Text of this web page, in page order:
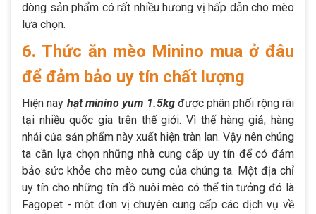
dòng sản phẩm có rất nhiều hương vị hấp dẫn cho mèo
lựa chọn.
6. Thức ăn mèo Minino mua ở đâu
để đảm bảo uy tín chất lượng
Hiện nay hạt minino yum 1.5kgđược phân phối rộng rãi
tại nhiều quốc gia trên thế giới. Vì thế hàng giả, hàng
nhái của sản phẩm này xuất hiện tràn lan. Vậy nên chúng
ta cần lựa chọn những nhà cung cấp uy tín để có đảm
bảo sức khỏe cho mèo cưng của chúng ta. Một địa chỉ
uy tín cho những tín đồ nuôi mèo có thể tin tưởng đó là
Fagopet - một đơn vị chuyên cung cấp các dịch vụ về